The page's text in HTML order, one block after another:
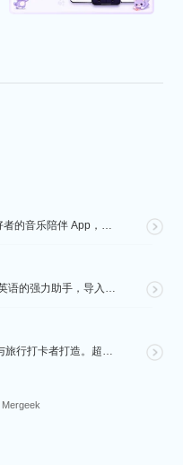
CIP Music 是一款面向钢琴爱好者的音乐陪伴 App，收录热门影视、动漫、游戏与最新 K-PO...
「EchoSpeak」是一个看剧练英语的强力助手，导入一个没有字幕的英语视频，可生成字幕，自动分词与...
实时海拔计，专为户外爱好者与旅行打卡者打造。超大字号实时海拔、GPS 经纬度、气压与指南针数据一屏呈...
Mergeek